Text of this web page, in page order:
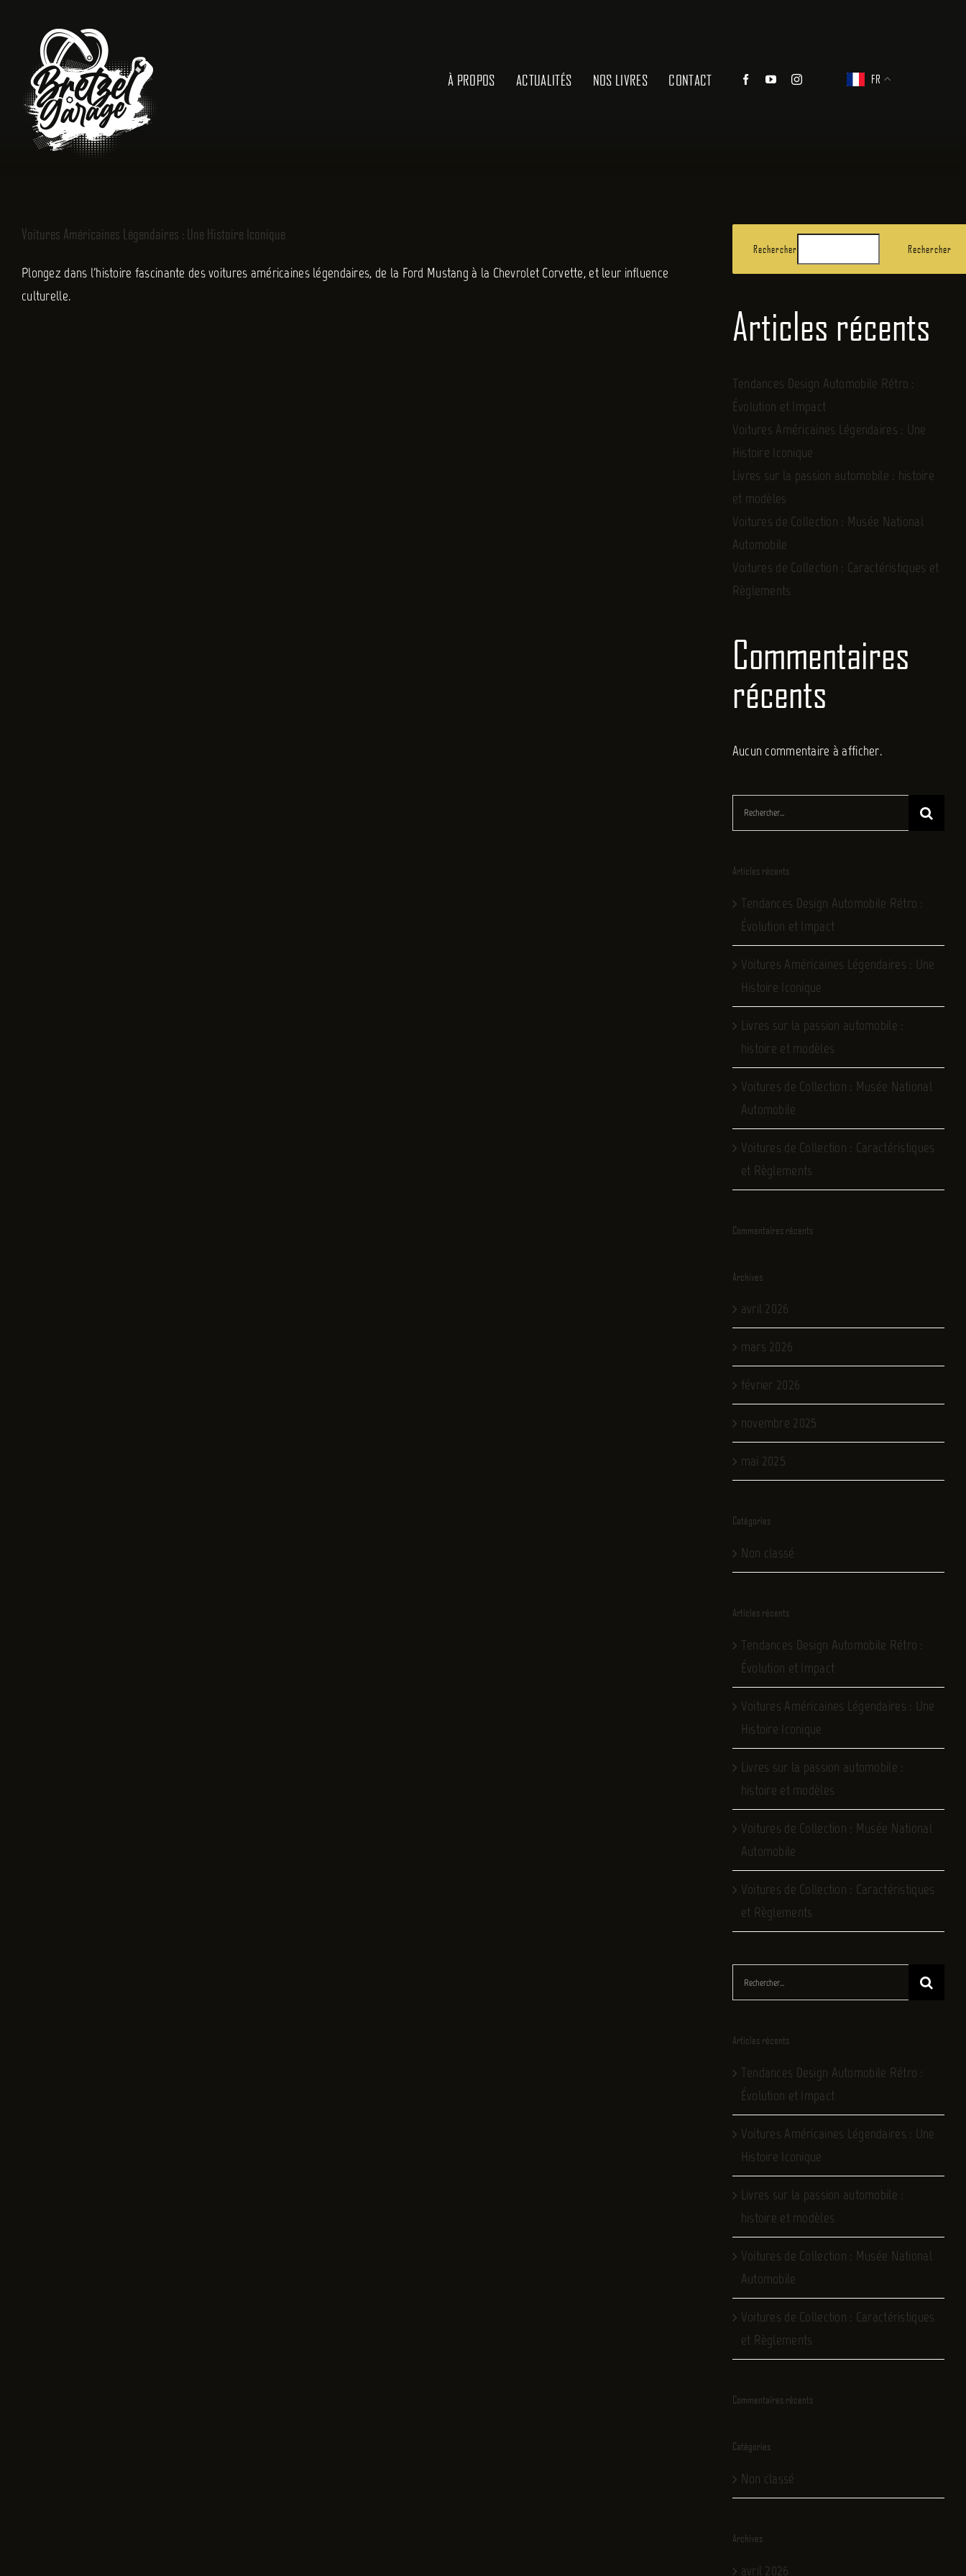
À PROPOS ACTUALITÉS NOS LIVRES CONTACT FR
Voitures Américaines Légendaires : Une Histoire Iconique
Plongez dans l'histoire fascinante des voitures américaines légendaires, de la Ford Mustang à la Chevrolet Corvette, et leur influence
culturelle.
Rechercher Rechercher
Articles récents
Tendances Design Automobile Rétro :
Évolution et Impact
Voitures Américaines Légendaires : Une
Histoire Iconique
Livres sur la passion automobile : histoire
et modèles
Voitures de Collection : Musée National
Automobile
Voitures de Collection : Caractéristiques et
Règlements
Commentaires
récents
Aucun commentaire à afficher.
Rechercher:
Articles récents
Tendances Design Automobile Rétro :
Évolution et Impact
Voitures Américaines Légendaires : Une
Histoire Iconique
Livres sur la passion automobile :
histoire et modèles
Voitures de Collection : Musée National
Automobile
Voitures de Collection : Caractéristiques
et Règlements
Commentaires récents
Archives
avril 2026
mars 2026
février 2026
novembre 2025
mai 2025
Catégories
Non classé
Articles récents
Tendances Design Automobile Rétro :
Évolution et Impact
Voitures Américaines Légendaires : Une
Histoire Iconique
Livres sur la passion automobile :
histoire et modèles
Voitures de Collection : Musée National
Automobile
Voitures de Collection : Caractéristiques
et Règlements
Rechercher:
Articles récents
Tendances Design Automobile Rétro :
Évolution et Impact
Voitures Américaines Légendaires : Une
Histoire Iconique
Livres sur la passion automobile :
histoire et modèles
Voitures de Collection : Musée National
Automobile
Voitures de Collection : Caractéristiques
et Règlements
Commentaires récents
Catégories
Non classé
Archives
avril 2026